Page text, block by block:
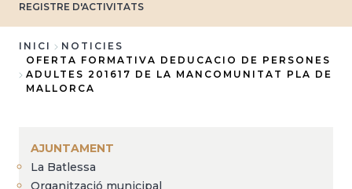
REGISTRE D'ACTIVITATS
Fil
d'Ariadna
INICI
NOTICIES
OFERTA FORMATIVA DEDUCACIO DE PERSONES
ADULTES 201617 DE LA MANCOMUNITAT PLA DE
MALLORCA
AJUNTAMENT
La Batlessa
Organització municipal